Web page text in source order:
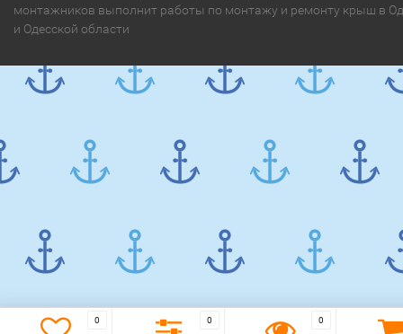
монтажников выполнит работы по монтажу и ремонту крыш в
и Одесской области
0 0 0